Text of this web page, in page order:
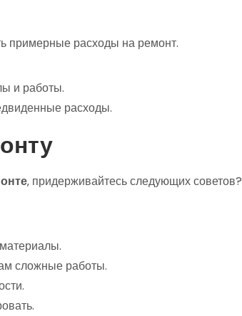
примерные расходы на ремонт.
и работы.
расходы.
‚ придерживайтесь следующих советов?
сложные работы.